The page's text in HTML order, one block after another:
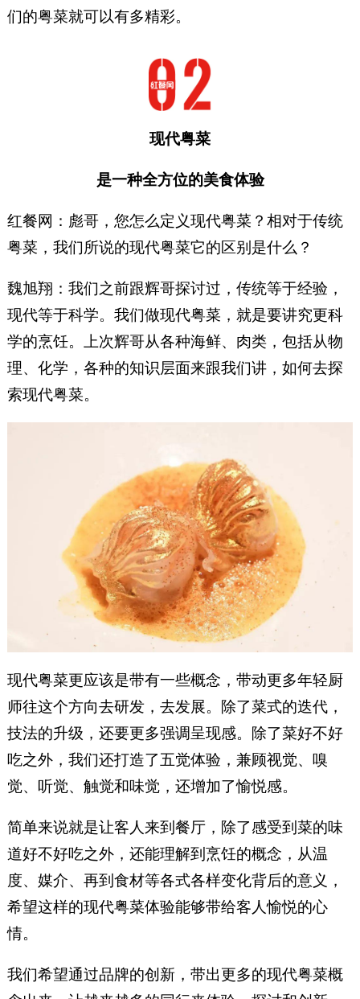
们的粤菜就可以有多精彩。
现代粤菜
是一种全方位的美食体验
红餐网：彪哥，您怎么定义现代粤菜？相对于传统
粤菜，我们所说的现代粤菜它的区别是什么？
魏旭翔：我们之前跟辉哥探讨过，传统等于经验，
现代等于科学。我们做现代粤菜，就是要讲究更科
学的烹饪。上次辉哥从各种海鲜、肉类，包括从物
理、化学，各种的知识层面来跟我们讲，如何去探
索现代粤菜。
现代粤菜更应该是带有一些概念，带动更多年轻厨
师往这个方向去研发，去发展。除了菜式的迭代，
技法的升级，还要更多强调呈现感。除了菜好不好
吃之外，我们还打造了五觉体验，兼顾视觉、嗅
觉、听觉、触觉和味觉，还增加了愉悦感。
简单来说就是让客人来到餐厅，除了感受到菜的味
道好不好吃之外，还能理解到烹饪的概念，从温
度、媒介、再到食材等各式各样变化背后的意义，
希望这样的现代粤菜体验能够带给客人愉悦的心
情。
我们希望通过品牌的创新，带出更多的现代粤菜概